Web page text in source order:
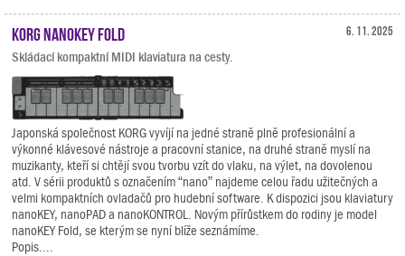
6. 11. 2025
KORG nanoKEY Fold
Skládací kompaktní MIDI klaviatura na cesty.
Japonská společnost KORG vyvíjí na jedné straně plně profesionální a
výkonné klávesové nástroje a pracovní stanice, na druhé straně myslí na
muzikanty, kteří si chtějí svou tvorbu vzít do vlaku, na výlet, na dovolenou
atd. V sérii produktů s označením “nano” najdeme celou řadu užitečných a
velmi kompaktních ovladačů pro hudební software. K dispozici jsou klaviatury
nanoKEY, nanoPAD a nanoKONTROL. Novým přírůstkem do rodiny je model
nanoKEY Fold, se kterým se nyní blíže seznámíme.
Popis....